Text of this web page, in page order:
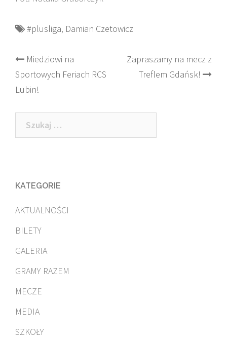
#plusliga, Damian Czetowicz
Post
navigation
Miedziowi na
Sportowych Feriach RCS
Lubin!
Zapraszamy na mecz z
Treflem Gdańsk!
Szukaj:
KATEGORIE
AKTUALNOŚCI
BILETY
GALERIA
GRAMY RAZEM
MECZE
MEDIA
SZKOŁY